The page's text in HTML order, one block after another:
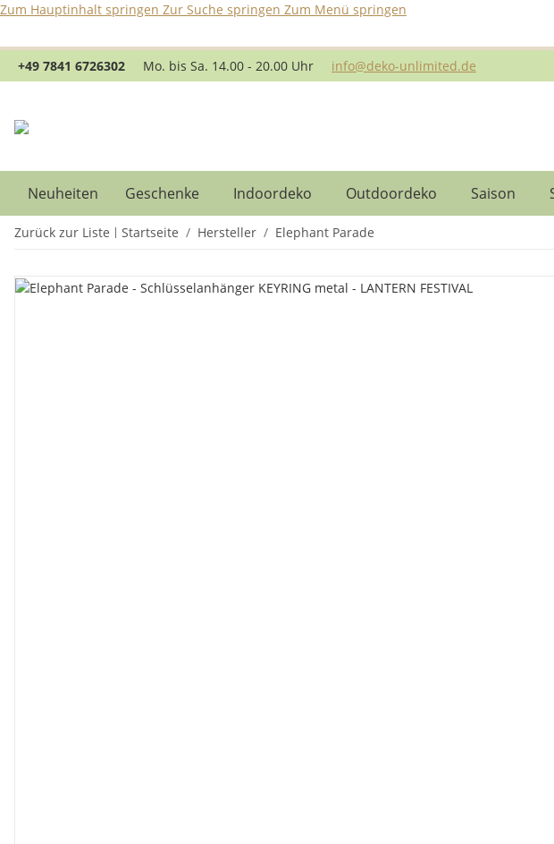
Zum Hauptinhalt springen Zur Suche springen Zum Menü springen
+49 7841 6726302
Mo. bis Sa. 14.00 - 20.00 Uhr info@deko-unlimited.de
Neuheiten Geschenke Indoordeko Outdoordeko Saison
Zurück zur Liste Startseite Hersteller Elephant Parade